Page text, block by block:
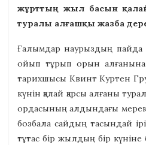
жұрттың жыл басын қалай
туралы алғашқы жазба
Ғалымдар наурыздың пайда
ойып тұрып орын алғанына
тарихшысы Квинт Куртен
күнін қалай қарсы алғаны
ордасының алдындағы
бозбала сайдың тасындай
тұтас бір жылдың бір күніне